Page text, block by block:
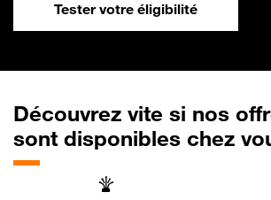
Tester votre éligibilité
Découvrez vite si nos
sont disponibles chez